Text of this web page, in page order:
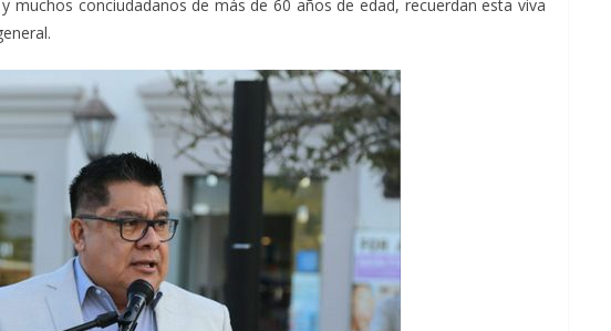
muchos conciudadanos de más de 60 años de edad, recuerdan esta viva